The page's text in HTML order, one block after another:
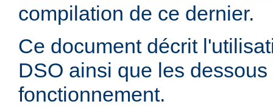
compilation de ce dernier.
Ce document décrit
DSO ainsi que les
fonctionnement.